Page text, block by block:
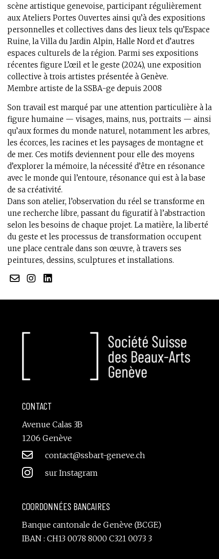
scène artistique genevoise, participant régulièrement
aux Ateliers Portes Ouvertes ainsi qu’à des expositions
personnelles et collectives dans des lieux tels qu’Espace
Ruine, la Villa du Jardin Alpin, Halle Nord et d’autres
espaces culturels de la région. Parmi ses expositions
récentes figure L’œil et le geste (2024), une exposition
collective à trois artistes présentée à Genève.
Membre artiste de la SSBA-ge depuis 2008
Son travail est marqué par une attention particulière à la
figure humaine — visages, mains, nus, portraits — ainsi
qu’aux formes du monde naturel, notamment les arbres,
les écorces, les racines et les paysages de montagne et
de mer. Ces motifs deviennent pour elle des moyens
d’explorer la mémoire, la nécessité d’être en résonance
avec le monde qui l’entoure, résonance qui est à la base
de sa créativité.
Dans son atelier, l’observation du réel se transforme en
une recherche libre, passant du figuratif à l’abstraction
selon les besoins de chaque projet. La matière, la liberté
du geste et les processus de transformation occupent
une place centrale dans son œuvre, à travers ses
peintures, dessins, sculptures et installations.
CONTACT
Avenue Calas 3B
1206 Genève
 contact@ssbart-geneve.ch
 sur Instagram
COORDONNÉES BANCAIRES
Banque cantonale de Genève (BCGE)
IBAN : CH13 0078 8000 C321 0073 3